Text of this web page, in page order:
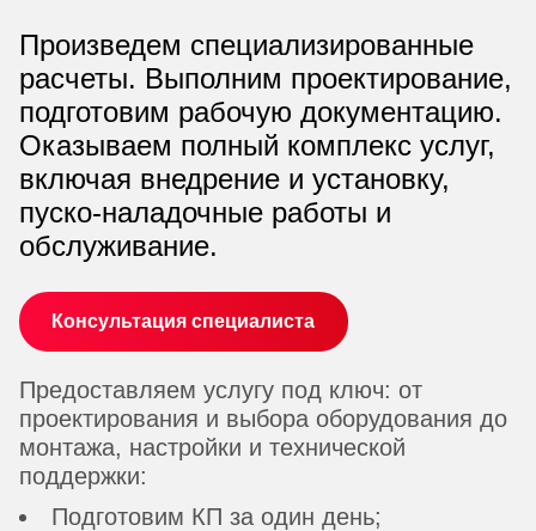
Произведем специализированные
расчеты. Выполним проектирование,
подготовим рабочую документацию.
Оказываем полный комплекс услуг,
включая внедрение и установку,
пуско-наладочные работы и
обслуживание.
Консультация специалиста
Предоставляем услугу под ключ: от
проектирования и выбора оборудования до
монтажа, настройки и технической
поддержки:
Подготовим КП за один день;